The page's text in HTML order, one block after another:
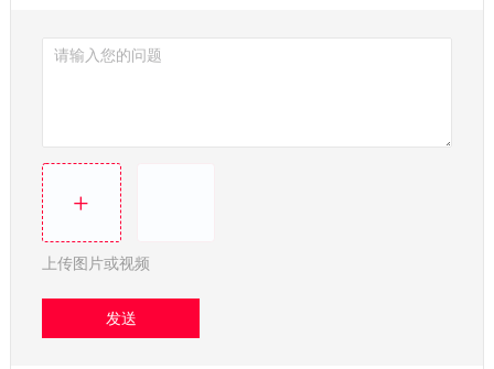
+
上传图片或视频
发送